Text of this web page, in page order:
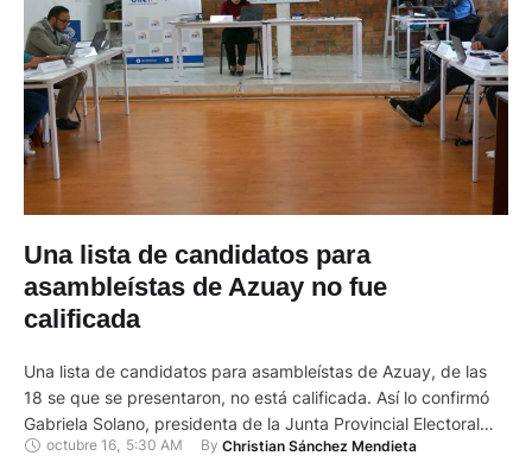
Una lista de candidatos para
asambleístas de Azuay no fue
calificada
Una lista de candidatos para asambleístas de Azuay, de las
18 se que se presentaron, no está calificada. Así lo confirmó
Gabriela Solano, presidenta de la Junta Provincial Electoral
(JPE) de la provincia. Se trata del partido Izquierda
octubre 16, 5:30 AM By Christian Sánchez Mendieta